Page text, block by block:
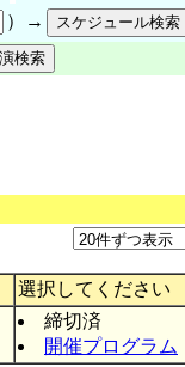
）→
選択してください
締切済
開催プログラム